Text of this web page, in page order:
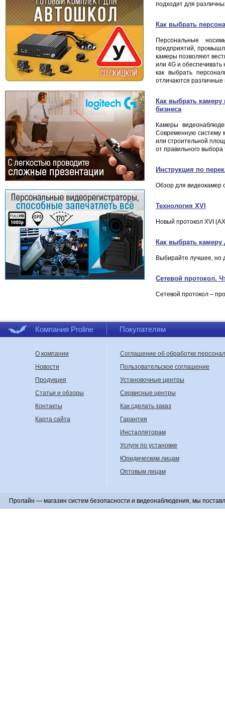
подходит для
Как выбрать
Персональные
предприятий,
камеры позволяют
или 4G и
как выбрать
отличаются
Как выбрать
бизнеса
Камеры
Современную систему
или строительной
от правильного
Инструкция по
Обзор для видеокамер
Технология XVI
Новый протокол XVI
Как выбрать
Выбирайте лучшее, но
Сетевой протокол.
Сетевой протокол –
Компания Proline Покупателям
О компании
Новости
Продукция
Статьи и обзоры
Контакты
Карта сайта
Соглашение об обработке
Пользовательское соглашение
Установочные центры
Сервисные центры
Как сделать заказ
Гарантия
Инсталляторам
Услуги по установке
Юридическим лицам
Оптовым лицам
Пролайн — магазин систем безопасности и видеонаблюдения, мы